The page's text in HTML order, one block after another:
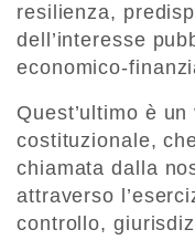
resilienza,
dell’interesse
economico-
Quest’ultimo è
costituzionale,
chiamata dalla
attraverso
controllo,